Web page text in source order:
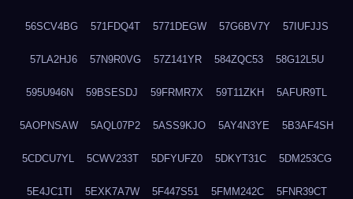
56SCV4BG 571FDQ4T 5771DEGW 57G6BV7Y 57IUFJJS
57LA2HJ6 57N9R0VG 57Z141YR 584ZQC53 58G12L5U
595U946N 59BSESDJ 59FRMR7X 59T11ZKH 5AFUR9TL
5AOPNSAW 5AQL07P2 5ASS9KJO 5AY4N3YE 5B3AF4SH
5CDCU7YL 5CWV233T 5DFYUFZ0 5DKYT31C 5DM253CG
5E4JC1TI 5EXK7A7W 5F447S51 5FMM242C 5FNR39CT